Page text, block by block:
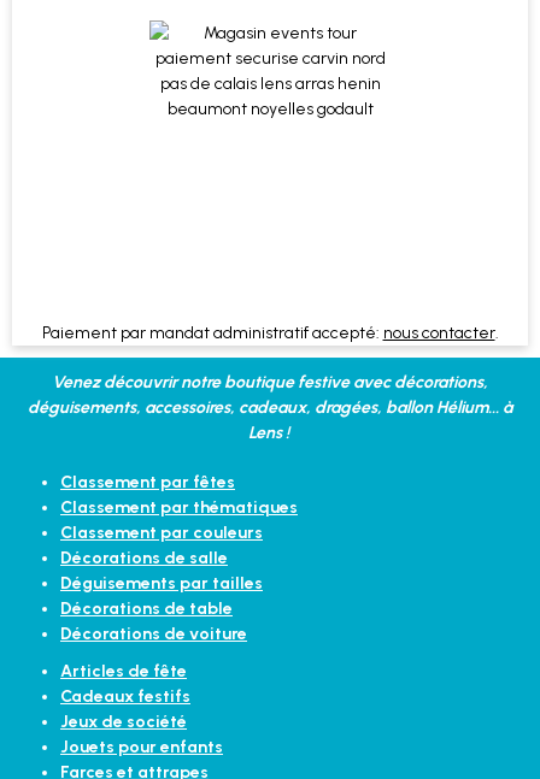
Paiement par mandat administratif accepté: nous contacter.
Venez découvrir notre boutique festive avec décorations,
déguisements, accessoires, cadeaux, dragées, ballon Hélium... à
Lens !
Classement par fêtes
Classement par thématiques
Classement par couleurs
Décorations de salle
Déguisements par tailles
Décorations de table
Décorations de voiture
Articles de fête
Cadeaux festifs
Jeux de société
Jouets pour enfants
Farces et attrapes